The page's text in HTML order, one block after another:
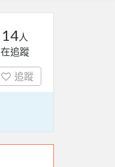
14人
在追蹤
追蹤